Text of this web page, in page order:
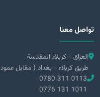
تواصل معنا
العراق - كربلاء المقدسة
طريق كربلاء - بغداد ( مقابل عمود 70)
0780 311 0113
0776 131 1011